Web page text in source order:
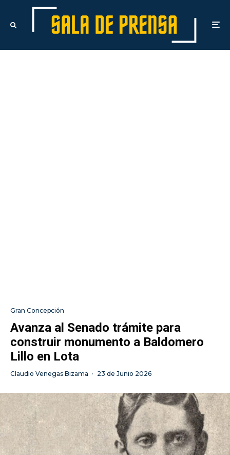
Gran Concepción
Avanza al Senado trámite para
construir monumento a Baldomero
Lillo en Lota
Claudio Venegas Bizama · 23 de Junio 2026